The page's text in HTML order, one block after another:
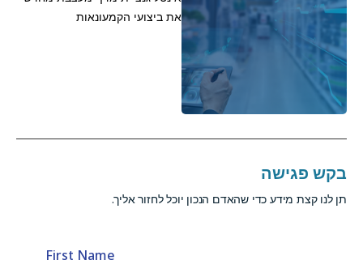
את ביצועי הקמעונאות
בקש פגישה
תן לנו קצת מידע כדי שהאדם הנכון יוכל לחזור אליך.